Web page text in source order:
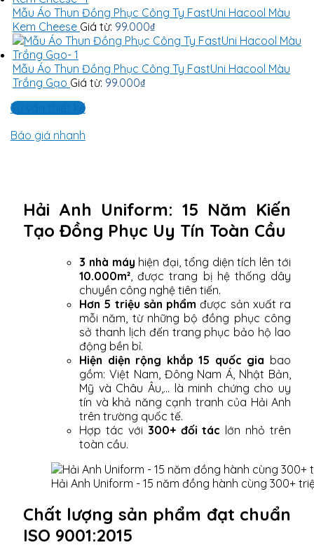
Mẫu Áo Thun Đồng Phục Công Ty FastUni Hacool Màu
Kem Cheese Giá từ: 99.000₫
Mẫu Áo Thun Đồng Phục Công Ty FastUni Hacool Màu
Trắng Gạo Giá từ: 99.000₫
Tư vấn thiết kế
Báo giá nhanh
Hải Anh Uniform: 15 Năm Kiến
Tạo Đồng Phục Uy Tín Toàn Cầu
3 nhà máy hiện đại, tổng diện tích lên tới
10.000m² , được trang bị hệ thống dây
chuyền công nghệ tiên tiến.
Hơn 5 triệu sản phẩm được sản xuất ra
mỗi năm, từ những bộ đồng phục công
sở thanh lịch đến trang phục bảo hộ lao
động bền bỉ.
Hiện diện rộng khắp 15 quốc gia bao
gồm: Việt Nam, Đông Nam Á, Nhật Bản,
Mỹ và Châu Âu,... là minh chứng cho uy
tín và khả năng cạnh tranh của Hải Anh
trên trường quốc tế.
Hợp tác với 300+ đối tác lớn nhỏ trên
toàn cầu.
Hải Anh Uniform - 15 năm đồng hành cùng 300+
Chất lượng sản phẩm đạt chuẩn
ISO 9001:2015